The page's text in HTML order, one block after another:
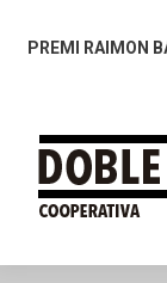
PREMI RAIMON